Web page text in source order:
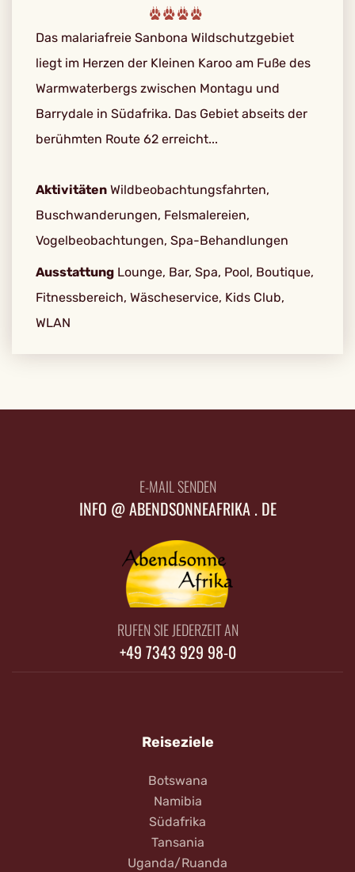
Das malariafreie Sanbona Wildschutzgebiet
liegt im Herzen der Kleinen Karoo am Fuße des
Warmwaterbergs zwischen Montagu und
Barrydale in Südafrika. Das Gebiet abseits der
berühmten Route 62 erreicht...
Aktivitäten Wildbeobachtungsfahrten,
Buschwanderungen, Felsmalereien,
Vogelbeobachtungen, Spa-Behandlungen
Ausstattung Lounge, Bar, Spa, Pool, Boutique,
Fitnessbereich, Wäscheservice, Kids Club,
WLAN
E-MAIL SENDEN
INFO @ ABENDSONNEAFRIKA . DE
RUFEN SIE JEDERZEIT AN
+49 7343 929 98-0
Reiseziele
Botswana
Namibia
Südafrika
Tansania
Uganda/Ruanda